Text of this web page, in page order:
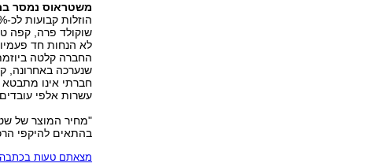
משטראוס נמסר
שוקולד פרה, קפה
לא הנחות חד
החברה קלטה
שנערכה באחרונה,
חברתי אינו
עשרות אלפי
בהתאים להיקפי
מצאתם טעות